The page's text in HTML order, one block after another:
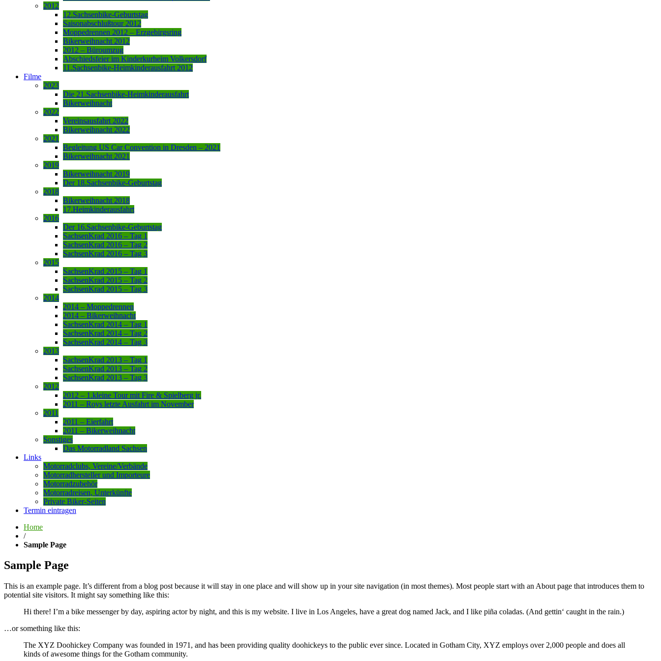
2012
12.Sachsenbike-Geburtstag
Saisonabschlußtour 2012
Moppedrennen 2012 – Erzgebirgsring
Bikerweihnacht 2012
2012 – Büroumzug
Abschiedsfeier im Kinderkurheim Volkersdorf
11.Sachsenbike-Heimkinderausfahrt 2012
Filme
2023
Die 21.Sachsenbike-Heimkinderausfahrt
Bikerweihnacht
2022
Vereinsausfahrt 2022
Bikerweihnacht 2022
2021
Begleitung US Car Convention in Dresden – 2021
Bikerweihnacht 2021
2019
Bikerweihnacht 2019
Der 18.Sachsenbike-Geburtstag
2018
Bikerweihnacht 2018
17.Heimkinderausfahrt
2016
Der 16.Sachsenbike-Geburtstag
SachsenKrad 2016 – Tag 1
SachsenKrad 2016 – Tag 2
SachsenKrad 2016 – Tag 3
2015
SachsenKrad 2015 – Tag 1
SachsenKrad 2015 – Tag 2
SachsenKrad 2015 – Tag 3
2014
2014 – Moppedrennen
2014 – Bikerweihnacht
SachsenKrad 2014 – Tag 1
SachsenKrad 2014 – Tag 2
SachsenKrad 2014 – Tag 3
2013
SachsenKrad 2013 – Tag 1
SachsenKrad 2013 – Tag 2
SachsenKrad 2013 – Tag 3
2012
2012 – 1.kleine Tour mit Fire & Spielberg jr.
2011 – Roys letzte Ausfahrt im November
2011
2011 – Eierfahrt
2011 – Bikerweihnacht
Sonstiges
Das Motorradland Sachsen
Links
Motorradclubs, Vereine/Verbände
Motorradhersteller und Importeure
Motorradzubehör
Motorradreisen, Unterkünfte
Private Biker-Seiten
Termin eintragen
Home
/
Sample Page
Sample Page
This is an example page. It’s different from a blog post because it will stay in one place and will show up in your site navigation (in most themes). Most people start with an About page that introduces them to
potential site visitors. It might say something like this:
Hi there! I’m a bike messenger by day, aspiring actor by night, and this is my website. I live in Los Angeles, have a great dog named Jack, and I like piña coladas. (And gettin‘ caught in the rain.)
…or something like this:
The XYZ Doohickey Company was founded in 1971, and has been providing quality doohickeys to the public ever since. Located in Gotham City, XYZ employs over 2,000 people and does all
kinds of awesome things for the Gotham community.